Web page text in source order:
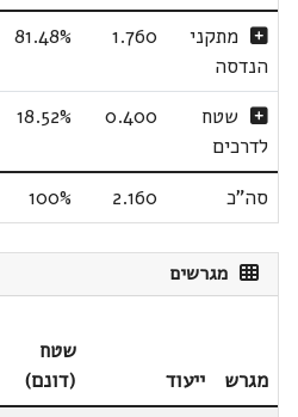
מתקני
הנדסה
1.760
81.48%
שטח
לדרכים
0.400
18.52%
סה"כ 2.160
100%
מגרשים
מגרש ייעוד
שטח
(דונם)